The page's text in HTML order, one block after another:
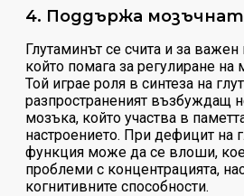
4. Поддържа
Глутаминът се счита и за
който помага за регулиране на
Той играе роля в синтеза на
разпространеният възбуждащ
мозъка, който участва в
настроението. При дефицит на
функция може да се влоши,
проблеми с концентрацията,
когнитивните способности.